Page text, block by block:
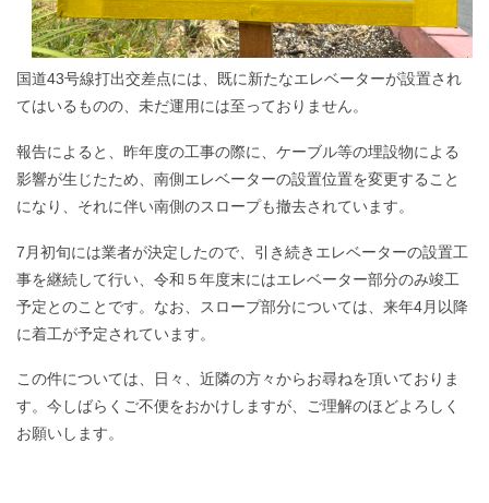
国道43号線打出交差点には、既に新たなエレベーターが設置され
てはいるものの、未だ運用には至っておりません。
報告によると、昨年度の工事の際に、ケーブル等の埋設物による
影響が生じたため、南側エレベーターの設置位置を変更すること
になり、それに伴い南側のスロープも撤去されています。
7月初旬には業者が決定したので、引き続きエレベーターの設置工
事を継続して行い、令和５年度末にはエレベーター部分のみ竣工
予定とのことです。なお、スロープ部分については、来年4月以降
に着工が予定されています。
この件については、日々、近隣の方々からお尋ねを頂いておりま
す。今しばらくご不便をおかけしますが、ご理解のほどよろしく
お願いします。